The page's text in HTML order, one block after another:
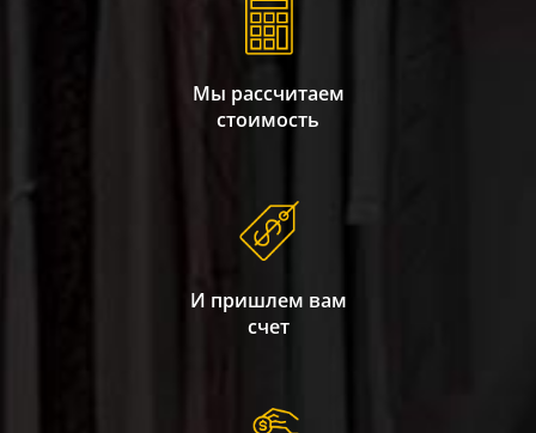
Мы рассчитаем
стоимость
И пришлем вам
счет